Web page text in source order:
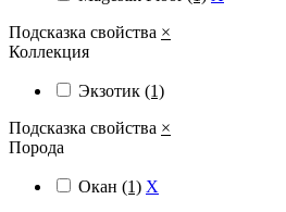
Подсказка свойства ×
Коллекция
Экзотик (1)
Подсказка свойства ×
Порода
Окан (1) X